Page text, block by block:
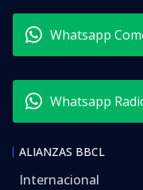
Whatsapp
Whatsapp
ALIANZAS BBCL
Internacional